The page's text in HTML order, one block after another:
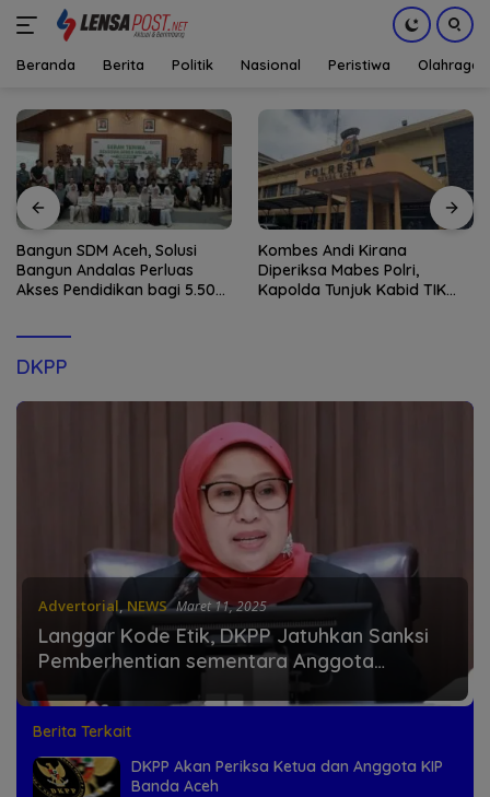
konten
Beranda Berita Politik Nasional Peristiwa Olahraga
Bangun SDM Aceh, Solusi
Bangun Andalas Perluas
Akses Pendidikan bagi 5.500
Kombes Andi Kirana
Diperiksa Mabes Polri,
Kapolda Tunjuk Kabid TIK
DKPP
Advertorial,NEWS Maret 11, 2025
Langgar Kode Etik, DKPP Jatuhkan Sanksi
Pemberhentian sementara Anggota
Berita Terkait
DKPP Akan Periksa Ketua dan Anggota KIP
Banda Aceh